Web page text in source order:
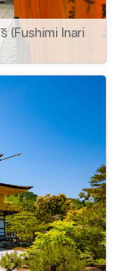
(Fushimi Inari